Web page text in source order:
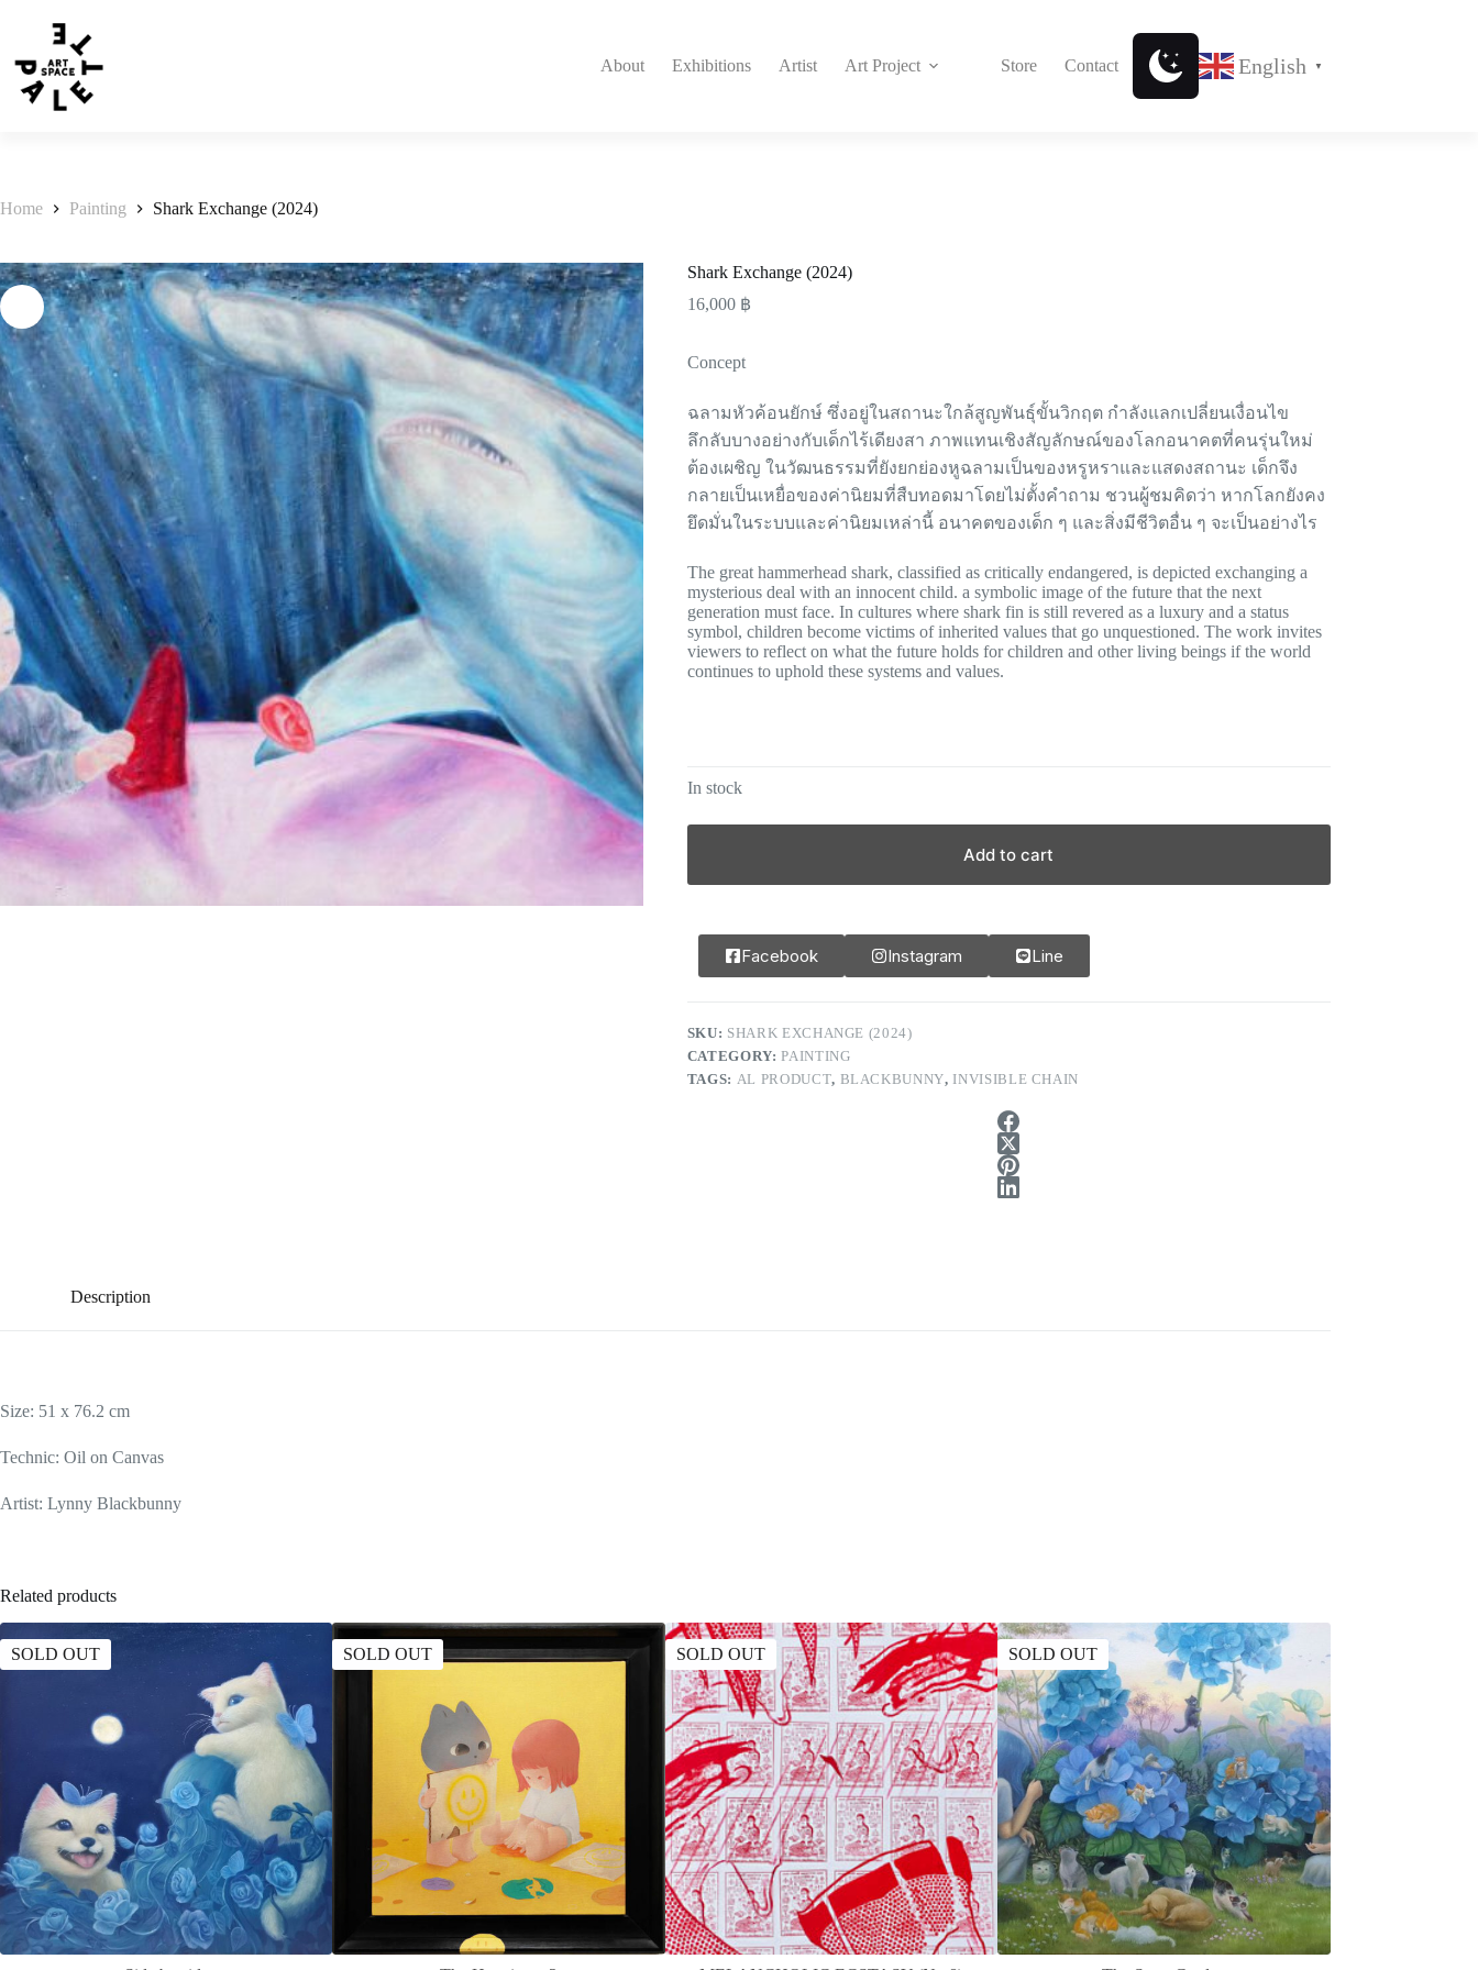
About Exhibitions Artist Art Project Store Contact English ▼
Home Painting Shark Exchange (2024)
Shark Exchange (2024)
16,000 ฿
Concept
ฉลามหัวค้อนยักษ์ ซึ่งอยู่ในสถานะใกล้สูญพันธุ์ขั้นวิกฤต กำลังแลกเปลี่ยนเงื่อนไข
ลึกลับบางอย่างกับเด็กไร้เดียงสา ภาพแทนเชิงสัญลักษณ์ของโลกอนาคตที่คนรุ่นใหม่
ต้องเผชิญ ในวัฒนธรรมที่ยังยกย่องหูฉลามเป็นของหรูหราและแสดงสถานะ เด็กจึง
กลายเป็นเหยื่อของค่านิยมที่สืบทอดมาโดยไม่ตั้งคำถาม ชวนผู้ชมคิดว่า หากโลกยังคง
ยึดมั่นในระบบและค่านิยมเหล่านี้ อนาคตของเด็ก ๆ และสิ่งมีชีวิตอื่น ๆ จะเป็นอย่างไร
The great hammerhead shark, classified as critically endangered, is depicted exchanging a
mysterious deal with an innocent child. a symbolic image of the future that the next
generation must face. In cultures where shark fin is still revered as a luxury and a status
symbol, children become victims of inherited values that go unquestioned. The work invites
viewers to reflect on what the future holds for children and other living beings if the world
continues to uphold these systems and values.
In stock
Add to cart
Facebook Instagram Line
SKU: SHARK EXCHANGE (2024)
CATEGORY:PAINTING
TAGS: AL PRODUCT, BLACKBUNNY, INVISIBLE CHAIN
Description
Size: 51 x 76.2 cm
Technic: Oil on Canvas
Artist: Lynny Blackbunny
Related products
SOLD OUT SOLD OUT SOLD OUT SOLD OUT